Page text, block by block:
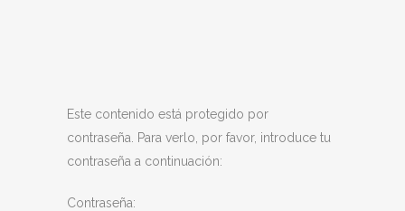
Este contenido está protegido por
contraseña. Para verlo, por favor, introduce tu
contraseña a continuación:
Contraseña: